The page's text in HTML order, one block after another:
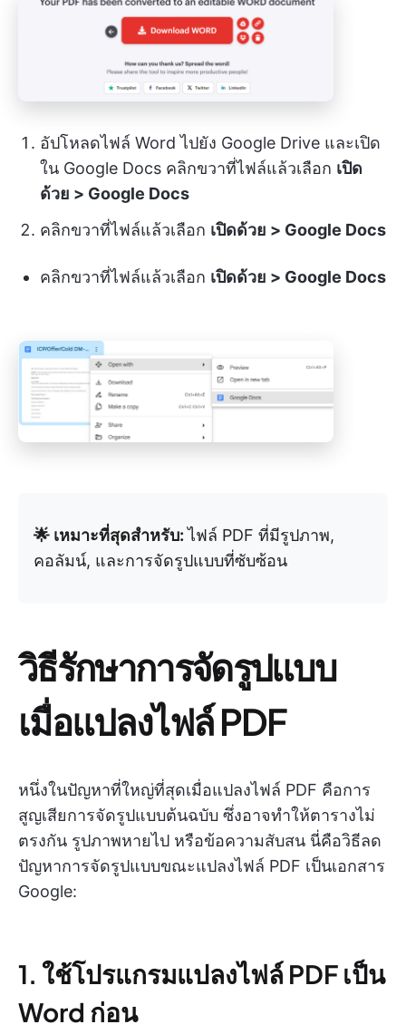
อัปโหลดไฟล์ Word ไปยัง Google Drive และเปิด
ใน Google Docs คลิกขวาที่ไฟล์แล้วเลือก เปิด
ด้วย > Google Docs
คลิกขวาที่ไฟล์แล้วเลือก เปิดด้วย > Google Docs
คลิกขวาที่ไฟล์แล้วเลือก เปิดด้วย > Google Docs
🌟 เหมาะที่สุดสำหรับ:ไฟล์ PDF ที่มีรูปภาพ,
คอลัมน์, และการจัดรูปแบบที่ซับซ้อน
วิธีรักษาการจัดรูปแบบ
เมื่อแปลงไฟล์ PDF
หนึ่งในปัญหาที่ใหญ่ที่สุดเมื่อแปลงไฟล์ PDF คือการ
สูญเสียการจัดรูปแบบต้นฉบับ ซึ่งอาจทำให้ตารางไม่
ตรงกัน รูปภาพหายไป หรือข้อความสับสน นี่คือวิธีลด
ปัญหาการจัดรูปแบบขณะแปลงไฟล์ PDF เป็นเอกสาร
Google:
1. ใช้โปรแกรมแปลงไฟล์ PDF เป็น
Word ก่อน